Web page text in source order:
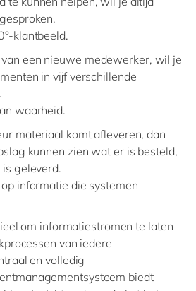
klantbeeld.
een nieuwe medewerker, wil je
in vijf verschillende
waarheid.
materiaal komt afleveren, dan
kunnen zien wat er is besteld,
geleverd.
informatie die systemen
om informatiestromen te laten
van iedere
en volledig
biedt